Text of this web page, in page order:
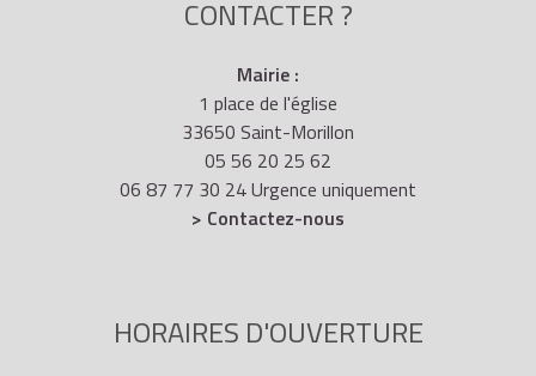
CONTACTER ?
Mairie :
1 place de l'église
33650 Saint-Morillon
05 56 20 25 62
06 87 77 30 24 Urgence uniquement
> Contactez-nous
HORAIRES D'OUVERTURE